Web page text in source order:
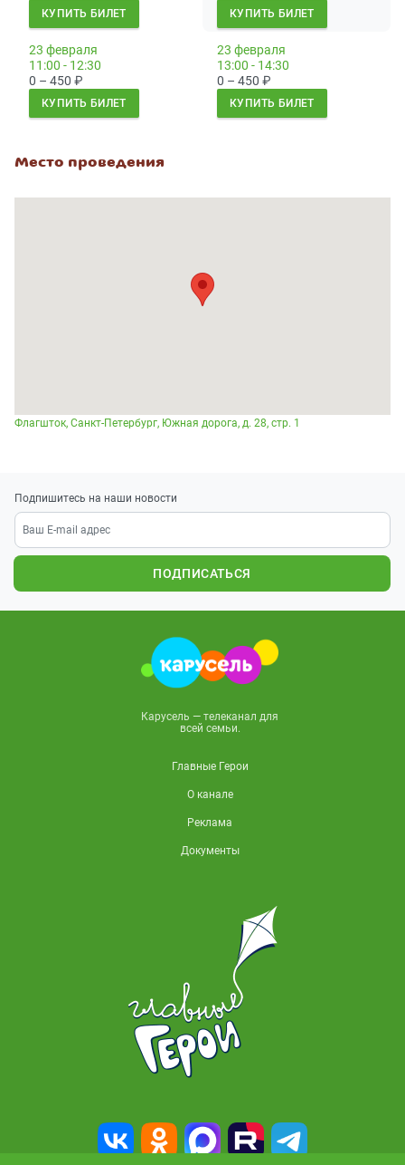
КУПИТЬ БИЛЕТ КУПИТЬ БИЛЕТ
23 февраля
11:00 - 12:30
0 – 450 ₽
КУПИТЬ БИЛЕТ
23 февраля
13:00 - 14:30
0 – 450 ₽
КУПИТЬ БИЛЕТ
Место проведения
Флагшток, Санкт-Петербург, Южная дорога, д. 28, стр. 1
Подпишитесь на наши новости
ПОДПИСАТЬСЯ
Карусель — телеканал для
всей семьи.
Главные Герои
О канале
Реклама
Документы